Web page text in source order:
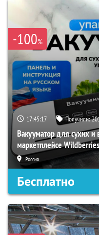
-100%
17:45:15 Получили:
Вакууматор для сухих
маркетплейсе Wildberries
Россия
Бесплатно